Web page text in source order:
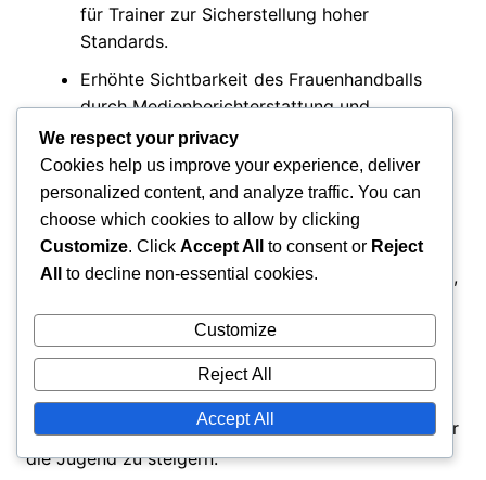
für Trainer zur Sicherstellung hoher
Standards.
Erhöhte Sichtbarkeit des Frauenhandballs
durch Medienberichterstattung und
Sponsoring.
Initiativen zur Einbindung der Gemeinschaft,
um lokale Unterstützung und Beteiligung zu
fördern.
Führende Länder haben Best Practices übernommen,
konzentrieren. Norwegens Schwerpunkt auf
gemeinschaftsbasierten Programmen hat zu einer
starken Talentpipeline geführt, die Frankreich
nachahmen könnte, um sein eigenes Engagement für
die Jugend zu steigern.
We respect your privacy
Cookies help us improve your experience, deliver
personalized content, and analyze traffic. You can
choose which cookies to allow by clicking
Customize. Click Accept All to consent or Reject
All
to decline non-essential cookies.
Customize
Reject All
Accept All